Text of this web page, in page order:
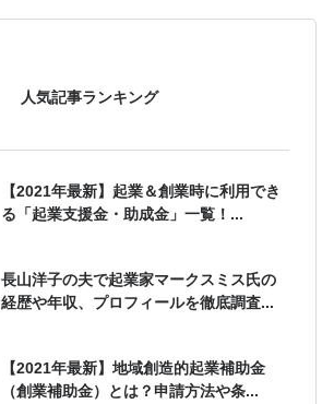
人気記事ランキング
【2021年最新】起業＆創業時に利用でき
る「起業支援金・助成金」一覧！...
長山洋子の夫で起業家マークスミス氏の
経歴や年収、プロフィールを徹底調査...
【2021年最新】地域創造的起業補助金
（創業補助金）とは？申請方法や条...